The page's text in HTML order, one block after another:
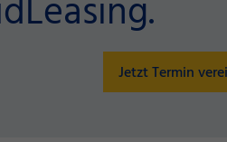
Jetzt Termin